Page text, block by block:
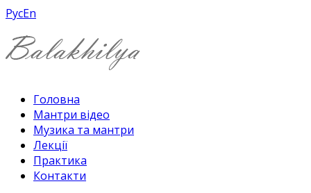
РусEn
Головна
Мантри відео
Музика та мантри
Лекції
Практика
Контакти